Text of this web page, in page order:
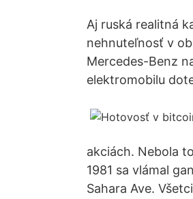
Aj ruská realitná
nehnuteľnosť v
Mercedes-Benz
elektromobilu
akciách. Nebola
1981 sa vlámal
Sahara Ave.